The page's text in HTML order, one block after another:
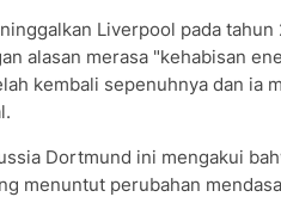
Liverpool pada
alasan merasa "kehabisan
kembali sepenuhnya dan ia
Dortmund ini mengakui
menuntut perubahan